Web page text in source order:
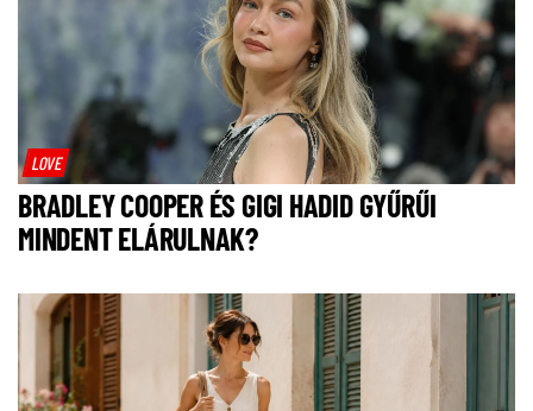
LOVE
BRADLEY COOPER ÉS GIGI HADID GYŰRŰI
MINDENT ELÁRULNAK?